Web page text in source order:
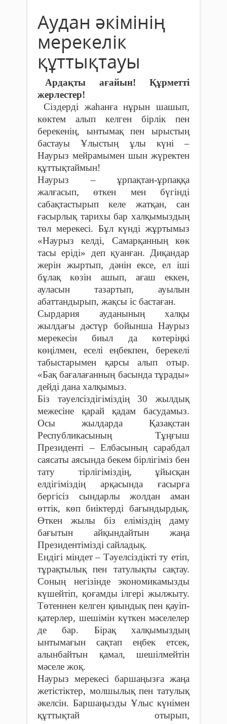
Аудан әкімінің
мерекелік
құттықтауы
Ардақты ағайын! Құрметті
жерлестер!
Сіздерді жаһанға нұрын шашып,
көктем алып келген бірлік пен
берекенің, ынтымақ пен ырыстың
бастауы Ұлыстың ұлы күні –
Наурыз мейрамымен шын жүректен
құттықтаймын!
Наурыз – ұрпақтан-ұрпаққа
жалғасып, өткен мен бүгінді
сабақтастырып келе жатқан, сан
ғасырлық тарихы бар халқымыздың
төл мерекесі. Бұл күнді жұртымыз
«Наурыз келді, Самарқанның көк
тасы еріді» деп қуанған. Диқандар
жерін жыртып, дәнін ексе, ел іші
бұлақ көзін ашып, ағаш еккен,
ауласын тазартып, ауылын
абаттандырып, жақсы іс бастаған.
Сырдария ауданының халқы
жылдағы дәстүр бойынша Наурыз
мерекесін биыл да көтеріңкі
көңілмен, еселі еңбекпен, берекелі
табыстарымен қарсы алып отыр.
«Бақ бағалағанның басында тұрады»
дейді дана халқымыз.
Біз тәуелсіздігіміздің 30 жылдық
межесіне қарай қадам басудамыз.
Осы жылдарда Қазақстан
Республикасының Тұңғыш
Президенті – Елбасының сарабдал
саясаты аясында бекем бірлігіміз бен
тату тірлігіміздің, ұйысқан
елдігіміздің арқасында ғасырға
бергісіз сындарлы жолдан аман
өттік, көп биіктерді бағындырдық.
Өткен жылы біз еліміздің даму
бағытын айқындайтын жаңа
Президентімізді сайладық.
Ендігі міндет – Тәуелсіздікті ту етіп,
тұрақтылық пен татулықты сақтау.
Соның негізінде экономикамызды
күшейтіп, қоғамды ілгері жылжыту.
Төтеннен келген қиындық пен қауіп-
қатерлер, шешімін күткен мәселелер
де бар. Бірақ халқымыздың
ынтымағын сақтап еңбек етсек,
алынбайтын қамал, шешілмейтін
мәселе жоқ.
Наурыз мерекесі баршаңызға жаңа
жетістіктер, молшылық пен татулық
әкелсін. Баршаңызды Ұлыс күнімен
құттықтай отырып,